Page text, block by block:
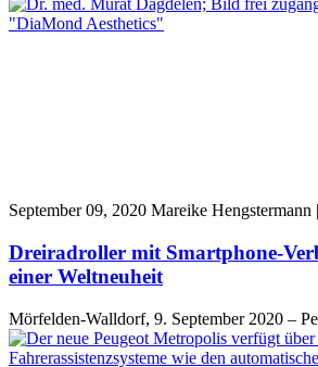
September 09, 2020 Mareike Hengstermann
Dreiradroller mit Smartphone-
einer Weltneuheit
Mörfelden-Walldorf, 9. September 2020 –